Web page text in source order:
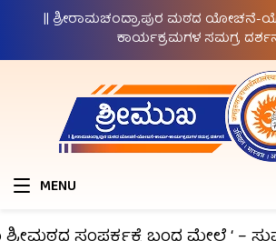
|| ಶ್ರೀರಾಮಚಂದ್ರಾಪುರ ಮಠದ
ಕಾರ್ಯಕ್ರಮಗಳ ಸಮಗ್ರ
MENU